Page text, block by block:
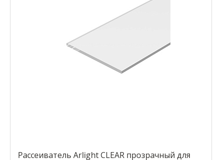
Рассеиватель Arlight CLEAR прозрачный для